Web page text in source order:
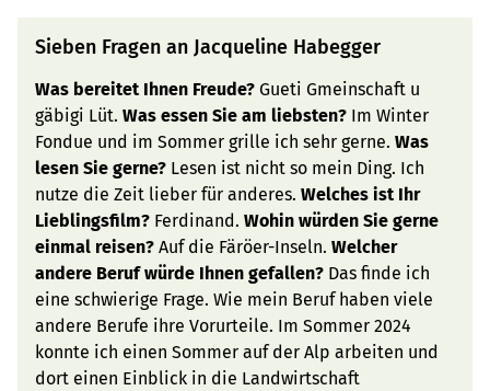
Sieben Fragen an Jacqueline Habegger
Was bereitet Ihnen Freude? Gueti Gmeinschaft u
gäbigi Lüt. Was essen Sie am liebsten? Im Winter
Fondue und im Sommer grille ich sehr gerne. Was
lesen Sie gerne? Lesen ist nicht so mein Ding. Ich
nutze die Zeit lieber für anderes. Welches ist Ihr
Lieblingsfilm? Ferdinand. Wohin würden Sie gerne
einmal reisen? Auf die Färöer-Inseln. Welcher
andere Beruf würde Ihnen gefallen? Das finde ich
eine schwierige Frage. Wie mein Beruf haben viele
andere Berufe ihre Vorurteile. Im Sommer 2024
konnte ich einen Sommer auf der Alp arbeiten und
dort einen Einblick in die Landwirtschaft